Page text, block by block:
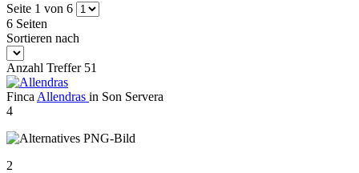
Seite 1 von 6
6 Seiten
Sortieren nach
Anzahl Treffer 51
Finca Allendras in Son Servera
4
2